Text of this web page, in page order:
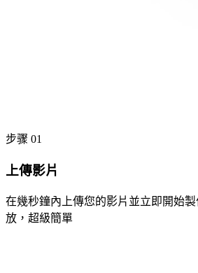
步骤 01
上傳影片
在幾秒鐘內上傳您的影片並立即開始
放，超級簡單